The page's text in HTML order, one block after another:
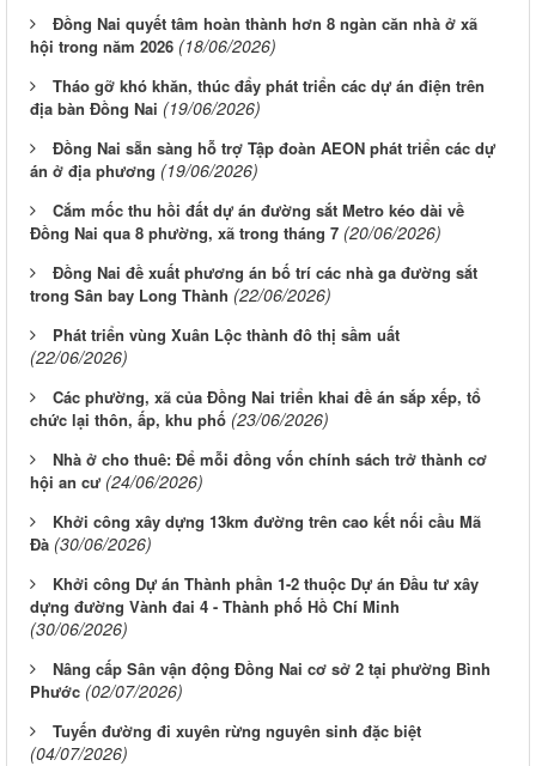
Đồng Nai quyết tâm hoàn thành hơn 8 ngàn căn nhà ở xã
hội trong năm 2026 (18/06/2026)
Tháo gỡ khó khăn, thúc đẩy phát triển các dự án điện trên
địa bàn Đồng Nai (19/06/2026)
Đồng Nai sẵn sàng hỗ trợ Tập đoàn AEON phát triển các dự
án ở địa phương (19/06/2026)
Cắm mốc thu hồi đất dự án đường sắt Metro kéo dài về
Đồng Nai qua 8 phường, xã trong tháng 7 (20/06/2026)
Đồng Nai đề xuất phương án bố trí các nhà ga đường sắt
trong Sân bay Long Thành (22/06/2026)
Phát triển vùng Xuân Lộc thành đô thị sầm uất
(22/06/2026)
Các phường, xã của Đồng Nai triển khai đề án sắp xếp, tổ
chức lại thôn, ấp, khu phố (23/06/2026)
Nhà ở cho thuê: Để mỗi đồng vốn chính sách trở thành cơ
hội an cư (24/06/2026)
Khởi công xây dựng 13km đường trên cao kết nối cầu Mã
Đà (30/06/2026)
Khởi công Dự án Thành phần 1-2 thuộc Dự án Đầu tư xây
dựng đường Vành đai 4 - Thành phố Hồ Chí Minh
(30/06/2026)
Nâng cấp Sân vận động Đồng Nai cơ sở 2 tại phường Bình
Phước (02/07/2026)
Tuyến đường đi xuyên rừng nguyên sinh đặc biệt
(04/07/2026)